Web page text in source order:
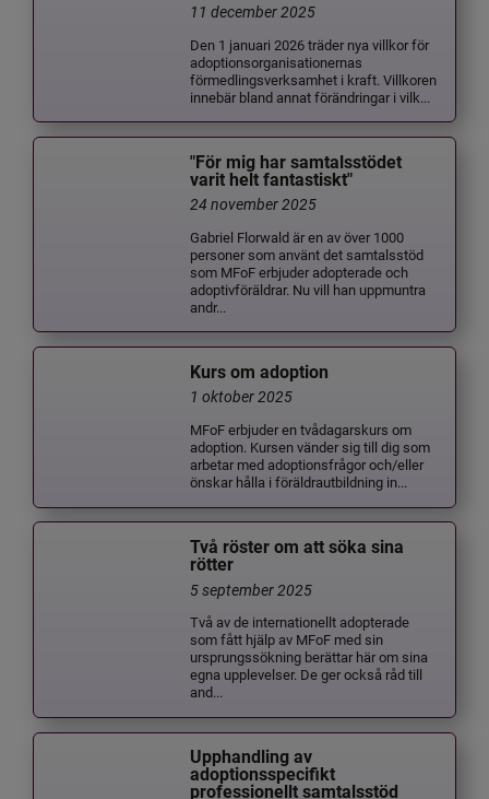
11 december 2025
Den 1 januari 2026 träder nya villkor för
adoptionsorganisationernas
förmedlingsverksamhet i kraft. Villkoren
innebär bland annat förändringar i vilk...
"För mig har samtalsstödet
varit helt fantastiskt"
24 november 2025
Gabriel Florwald är en av över 1000
personer som använt det samtalsstöd
som MFoF erbjuder adopterade och
adoptivföräldrar. Nu vill han uppmuntra
andr...
Kurs om adoption
1 oktober 2025
MFoF erbjuder en tvådagarskurs om
adoption. Kursen vänder sig till dig som
arbetar med adoptionsfrågor och/eller
önskar hålla i föräldrautbildning in...
Två röster om att söka sina
rötter
5 september 2025
Två av de internationellt adopterade
som fått hjälp av MFoF med sin
ursprungssökning berättar här om sina
egna upplevelser. De ger också råd till
and...
Upphandling av
adoptionsspecifikt
professionellt samtalsstöd